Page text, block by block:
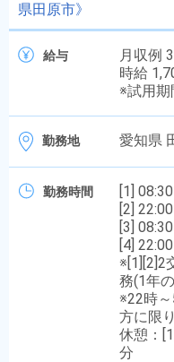
県田原市》
給与
月収例
時給
※試用期
勤務地 愛知県
勤務時間
[1]
[2]
[3]
[4]
※[1][2]2
務(1年
※22時
方に限
休憩：
分